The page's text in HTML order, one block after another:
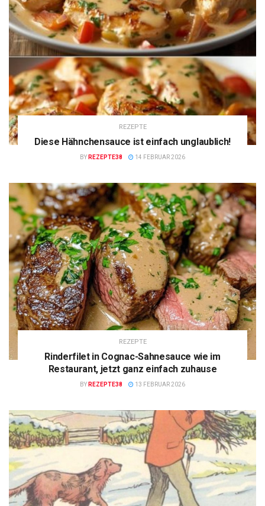
REZEPTE
Diese Hähnchensauce ist einfach unglaublich!
BY REZEPTE38 14 FEBRUAR 2026
REZEPTE
Rinderfilet in Cognac-Sahnesauce wie im
Restaurant, jetzt ganz einfach zuhause
BY REZEPTE38 13 FEBRUAR 2026